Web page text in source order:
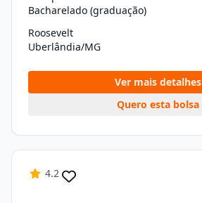
Bacharelado (graduação)
Roosevelt
Uberlândia/MG
Ver mais detalhes
Quero esta bolsa
4.2